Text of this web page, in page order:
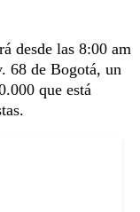
desde las 8:00 am
68 de Bogotá, un
que está